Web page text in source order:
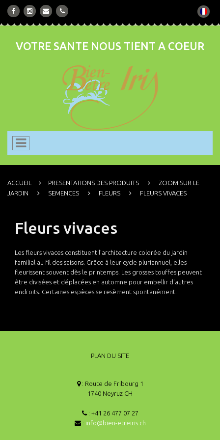
VOTRE SANTE NOUS TIENT A COEUR
ACCUEIL PRESENTATIONS DES PRODUITS
ZOOM SUR LE
JARDIN
SEMENCES FLEURS FLEURS VIVACES
Fleurs vivaces
Les fleurs vivaces constituent l'architecture colorée du jardin
familial au fil des saisons. Grâce à leur cycle pluriannuel, elles
fleurissent souvent dès le printemps. Les grosses touffes peuvent
être divisées et déplacées en automne pour embellir d'autres
endroits. Certaines espèces se resèment spontanément.
PLAN DU SITE
: Route de Fribourg 1
1740 Neyruz CH
: +41 26 477 07 27
: info@bien-etreiris.ch